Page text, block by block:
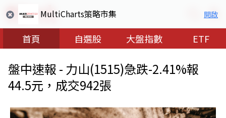
MultiCharts策略市集 開啟
首頁 自選股 大盤指數 ETF
盤中速報 - 力山(1515)急跌-2.41%報
44.5元，成交942張